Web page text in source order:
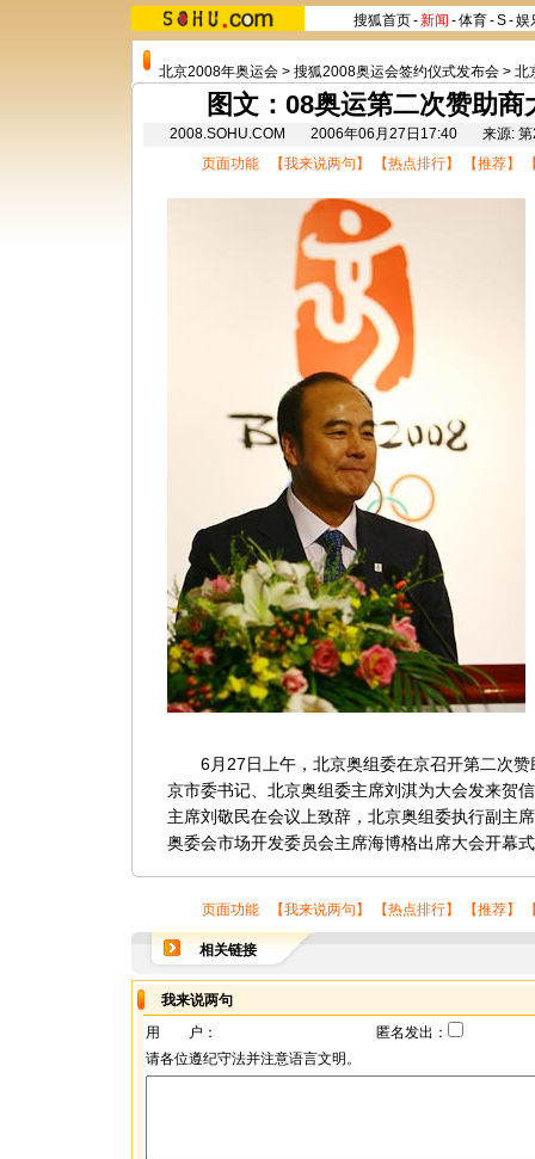
搜狐首页-新闻 -体育-S-娱
北京2008年奥运会 > 搜狐2008奥运会签约仪式发布会 > 北
图文：08奥运第二次赞助
2008.SOHU.COM 2006年06月27日17:40 来源: 第
页面功能 【我来说两句 】 【热点排行】 【推荐】
6月27日上午，北京奥组委在京召开第二次赞
京市委书记、北京奥组委主席刘淇为大会发来贺
主席刘敬民在会议上致辞，北京奥组委执行副主
奥委会市场开发委员会主席海博格出席大会开幕
页面功能 【我来说两句 】 【热点排行】 【推荐】
相关链接
我来说两句
用 户：
匿名发出：
请各位遵纪守法并注意语言文明。